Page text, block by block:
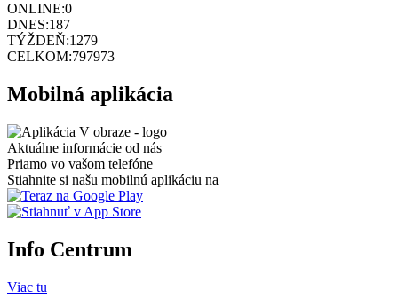
ONLINE:0
DNES:187
TÝŽDEŇ:1279
CELKOM:797973
Mobilná aplikácia
Aktuálne informácie od nás
Priamo vo vašom telefóne
Stiahnite si našu mobilnú aplikáciu na
Info Centrum
Viac tu